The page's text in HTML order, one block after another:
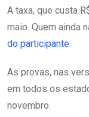
A taxa, que custa
maio. Quem ainda
do participante.
As provas, nas
em todos os
novembro.